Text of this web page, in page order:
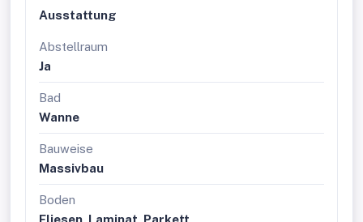
Ausstattung
Abstellraum
Ja
Bad
Wanne
Bauweise
Massivbau
Boden
Fliesen, Laminat, Parkett